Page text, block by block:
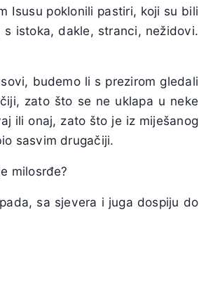
Isusu poklonili pastiri, koji su bili
istoka, dakle, stranci, nežidovi.
budemo li s prezirom gledali
zato što se ne uklapa u neke
ili onaj, zato što je iz miješanog
sasvim drugačiji.
milosrđe?
sa sjevera i juga dospiju do